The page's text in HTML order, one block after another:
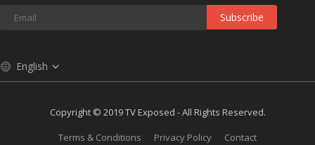
Subscribe
English
Copyright © 2019 TV Exposed - All Rights Reserved.
Terms & Conditions
Privacy Policy Contact